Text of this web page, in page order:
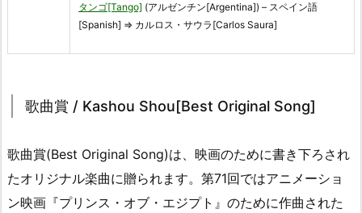
タンゴ[Tango] (アルゼンチン[Argentina]) – スペイン語
[Spanish] ⇒ カルロス・サウラ[Carlos Saura]
歌曲賞 / Kashou Shou[Best Original Song]
歌曲賞(Best Original Song)は、映画のために書き下ろされ
たオリジナル楽曲に贈られます。第71回ではアニメーショ
ン映画『プリンス・オブ・エジプト』のために作曲された